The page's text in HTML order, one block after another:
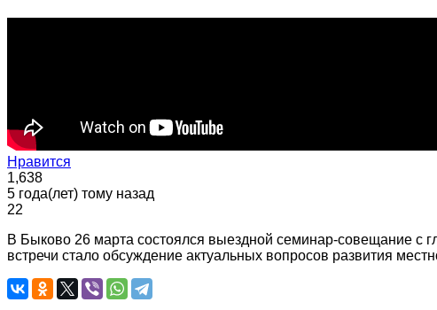
Нравится
1,638
5 года(лет) тому назад
22
В Быково 26 марта состоялся выездной семинар-совещание с
встречи стало обсуждение актуальных вопросов развития